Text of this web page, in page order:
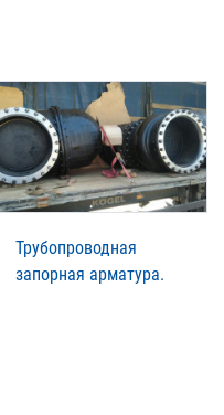
Трубопроводная
запорная арматура.